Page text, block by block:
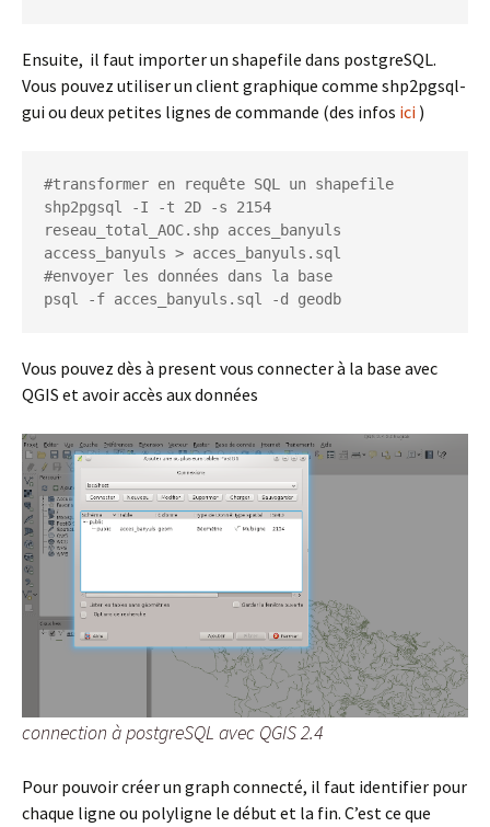
Ensuite, il faut importer un shapefile dans postgreSQL.
Vous pouvez utiliser un client graphique comme shp2pgsql-
gui ou deux petites lignes de commande (des infos ici )
#transformer en requête SQL un shapefile
shp2pgsql -I -t 2D -s 2154
reseau_total_AOC.shp acces_banyuls
access_banyuls > acces_banyuls.sql
#envoyer les données dans la base
psql -f acces_banyuls.sql -d geodb
Vous pouvez dès à present vous connecter à la base avec
QGIS et avoir accès aux données
connection à postgreSQL avec QGIS 2.4
Pour pouvoir créer un graph connecté, il faut identifier pour
chaque ligne ou polyligne le début et la fin. C’est ce que